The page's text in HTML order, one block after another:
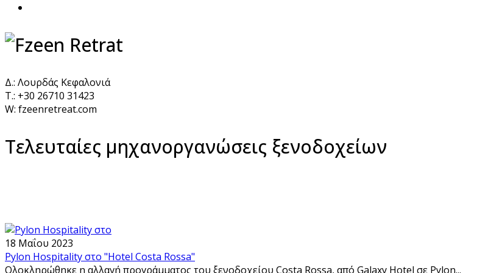
Δ.: Λουρδάς Κεφαλονιά
Τ.: +30 26710 31423
W: fzeenretreat.com
Τελευταίες μηχανοργανώσεις ξενοδοχείων
18 Μαΐου 2023
Pylon Hospitality στο "Hotel Costa Rossa"
Ολοκληρώθηκε η αλλαγή προγράμματος του ξενοδοχείου Costa Rossa, από Galaxy Hotel σε Pylon...